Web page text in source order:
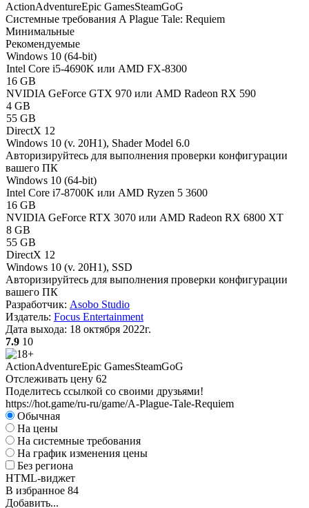
ActionAdventureEpic GamesSteamGoG
Системные требования A Plague Tale: Requiem
Минимальные
Рекомендуемые
Windows 10 (64-bit)
Intel Core i5-4690K или AMD FX-8300
16 GB
NVIDIA GeForce GTX 970 или AMD Radeon RX 590
4 GB
55 GB
DirectX 12
Windows 10 (v. 20H1), Shader Model 6.0
Авторизируйтесь для выполнения проверки конфигурации
вашего ПК
Windows 10 (64-bit)
Intel Core i7-8700K или AMD Ryzen 5 3600
16 GB
NVIDIA GeForce RTX 3070 или AMD Radeon RX 6800 XT
8 GB
55 GB
DirectX 12
Windows 10 (v. 20H1), SSD
Авторизируйтесь для выполнения проверки конфигурации
вашего ПК
Разработчик: Asobo Studio
Издатель: Focus Entertainment
Дата выхода: 18 октября 2022г.
7.9 10
ActionAdventureEpic GamesSteamGoG
Отслеживать цену 62
Поделитесь ссылкой со своими друзьями!
https://hot.game/ru-ru/game/A-Plague-Tale-Requiem
Обычная
На цены
На системные требования
На график изменения цены
Без региона
HTML-виджет
В избранное 84
Добавить...